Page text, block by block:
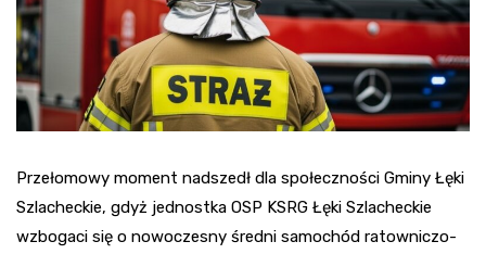
Przełomowy moment nadszedł dla społeczności Gminy Łęki
Szlacheckie, gdyż jednostka OSP KSRG Łęki Szlacheckie
wzbogaci się o nowoczesny średni samochód ratowniczo-